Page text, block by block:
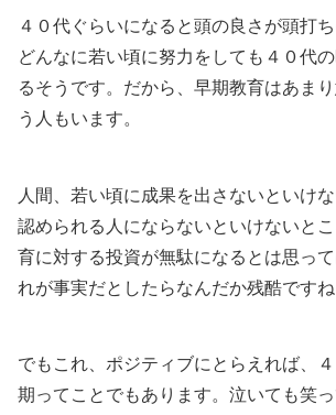
４０代ぐらいになると頭の良さが頭打ち
どんなに若い頃に努力をしても４０代
るそうです。だから、早期教育はあま
う人もいます。
人間、若い頃に成果を出さないといけ
認められる人にならないといけないと
育に対する投資が無駄になるとは思っ
れが事実だとしたらなんだか残酷ですね
でもこれ、ポジティブにとらえれば、
期ってことでもあります。泣いても笑